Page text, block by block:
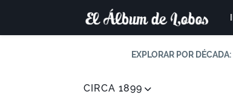
EXPLORAR POR DÉCADA:
CIRCA 1899